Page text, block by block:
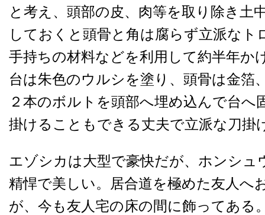
と考え、頭部の皮、肉等を取り除き土
しておくと頭骨と角は腐らず立派なト
手持ちの材料などを利用して約半年か
台は朱色のウルシを塗り、頭骨は金箔
２本のボルトを頭部へ埋め込んで台へ
掛けることもできる丈夫で立派な刀掛
エゾシカは大型で豪快だが、ホンシュ
精悍で美しい。居合道を極めた友人へ
が、今も友人宅の床の間に飾ってある